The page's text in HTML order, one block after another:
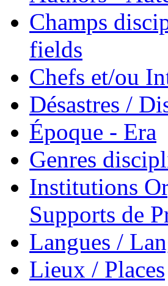
Champs
fields
Chefs et/ou
Désastres /
Époque - Era
Genres
Institutions
Supports de
Langues /
Lieux / Places